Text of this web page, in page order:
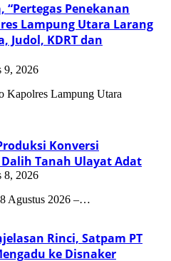
“Pertegas Penekanan
Lampung Utara Larang
Judol, KDRT dan
9, 2026
Kapolres Lampung Utara
Konversi
Tanah Ulayat Adat
8, 2026
8 Agustus 2026 –…
Rinci, Satpam PT
ke Disnaker